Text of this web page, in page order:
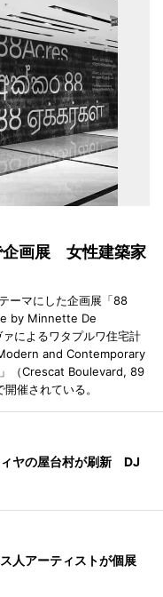
企画展 女性建築家
ーマにした企画展「88
by Minnette De
によるワタプルワ住宅計
and Contemporary
（Crescat Boulevard, 89
催されている。
ヤの屋台村が刷新 DJ
人アーティストが個展